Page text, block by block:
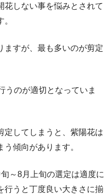
花しない事を悩みとされて
ますが、最も多いのが剪定
うのが適切となっていま
定してしまうと、紫陽花は
傾向があります。
～8月上旬の選定は適度に
行うと丁度良い大きさに揃